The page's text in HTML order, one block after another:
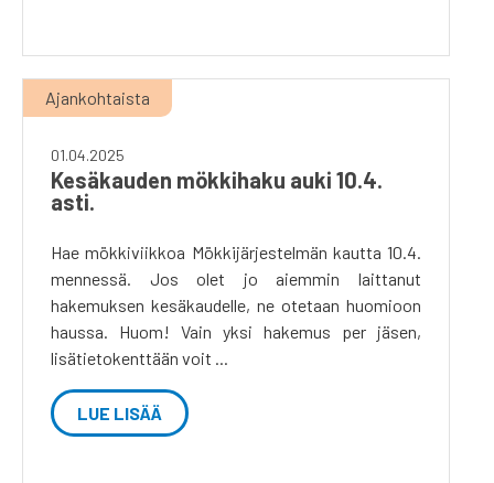
Ajankohtaista
01.04.2025
Kesäkauden mökkihaku auki 10.4.
asti.
Hae mökkiviikkoa Mökkijärjestelmän kautta 10.4.
mennessä. Jos olet jo aiemmin laittanut
hakemuksen kesäkaudelle, ne otetaan huomioon
haussa. Huom! Vain yksi hakemus per jäsen,
lisätietokenttään voit ...
LUE LISÄÄ